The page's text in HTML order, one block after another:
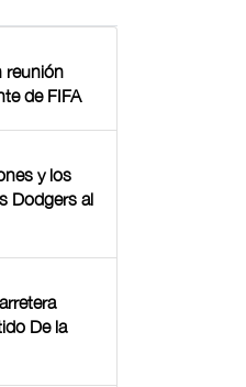
reunión
de FIFA
y los
Dodgers al
De la